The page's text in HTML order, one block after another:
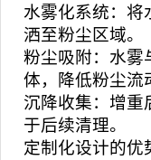
水雾化系统：将
洒至粉尘区域。
粉尘吸附：水雾
体，降低粉尘流
沉降收集：增重
于后续清理。
定制化设计的优